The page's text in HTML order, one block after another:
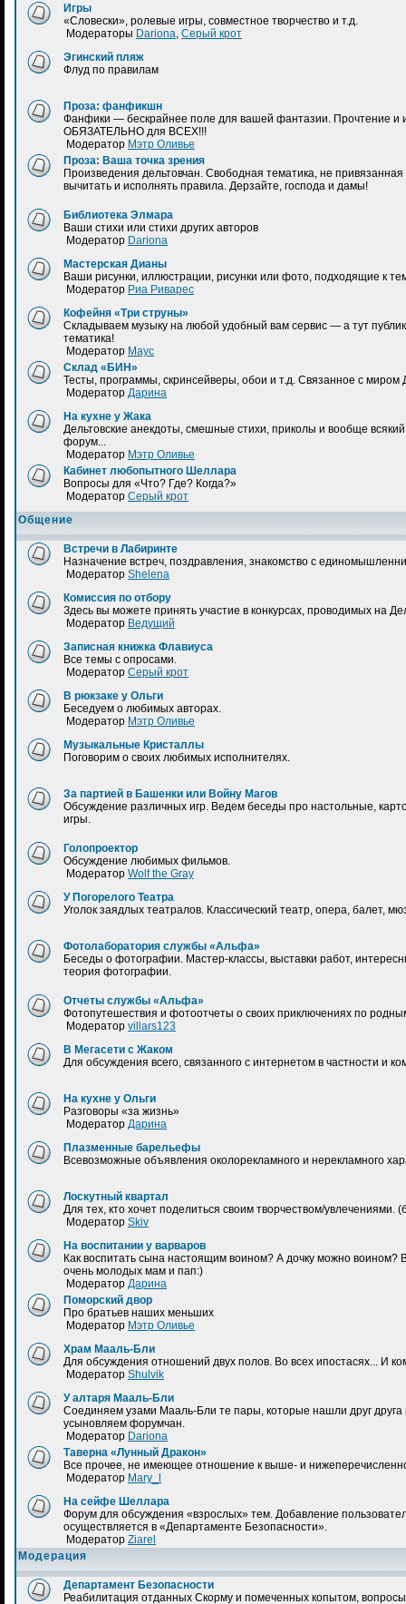
Игры
«Словески», ролевые игры, совместное творчество и т.д.
Модераторы Dariona, Серый крот
Эгинский пляж
Флуд по правилам
Проза: фанфикшн
Фанфики — бескрайнее поле для вашей фантазии. Прочтение и
ОБЯЗАТЕЛЬНО для ВСЕХ!!!
Модератор Мэтр Оливье
Проза: Ваша точка зрения
Произведения дельтовчан. Свободная тематика, не
вычитать и исполнять правила. Дерзайте, господа и дамы!
Библиотека Элмара
Ваши стихи или стихи других авторов
Модератор Dariona
Мастерская Дианы
Ваши рисунки, иллюстрации, рисунки или фото, подходящие к
Модератор Риа Риварес
Кофейня «Три струны»
Складываем музыку на любой удобный вам сервис — а тут
тематика!
Модератор Маус
Склад «БИН»
Тесты, программы, скринсейверы, обои и т.д. Связанное с миром
Модератор Дарина
На кухне у Жака
Дельтовские анекдоты, смешные стихи, приколы и вообще
форум...
Модератор Мэтр Оливье
Кабинет любопытного Шеллара
Вопросы для «Что? Где? Когда?»
Модератор Серый крот
Общение
Встречи в Лабиринте
Назначение встреч, поздравления, знакомство с
Модератор Shelena
Комиссия по отбору
Здесь вы можете принять участие в конкурсах, проводимых на
Модератор Ведущий
Записная книжка Флавиуса
Все темы с опросами.
Модератор Серый крот
В рюкзаке у Ольги
Беседуем о любимых авторах.
Модератор Мэтр Оливье
Музыкальные Кристаллы
Поговорим о своих любимых исполнителях.
За партией в Башенки или Войну Магов
Обсуждение различных игр. Ведем беседы про настольные,
игры.
Голопроектор
Обсуждение любимых фильмов.
Модератор Wolf the Gray
У Погорелого Театра
Уголок заядлых театралов. Классический театр, опера, балет,
Фотолаборатория службы «Альфа»
Беседы о фотографии. Мастер-классы, выставки работ,
теория фотографии.
Отчеты службы «Альфа»
Фотопутешествия и фотоотчеты о своих приключениях по
Модератор villars123
В Мегасети с Жаком
Для обсуждения всего, связанного с интернетом в частности и
На кухне у Ольги
Разговоры «за жизнь»
Модератор Дарина
Плазменные барельефы
Всевозможные объявления околорекламного и нерекламного
Лоскутный квартал
Для тех, кто хочет поделиться своим творчеством/
Модератор Skiv
На воспитании у варваров
Как воспитать сына настоящим воином? А дочку можно
очень молодых мам и пап:)
Модератор Дарина
Поморский двор
Про братьев наших меньших
Модератор Мэтр Оливье
Храм Мааль-Бли
Для обсуждения отношений двух полов. Во всех ипостасях... И
Модератор Shulvik
У алтаря Мааль-Бли
Соединяем узами Мааль-Бли те пары, которые нашли друг друга
усыновляем форумчан.
Модератор Dariona
Таверна «Лунный Дракон»
Все прочее, не имеющее отношение к выше- и
Модератор Mary_l
На сейфе Шеллара
Форум для обсуждения «взрослых» тем. Добавление
осуществляется в «Департаменте Безопасности».
Модератор Ziarel
Модерация
Департамент Безопасности
Реабилитация отданных Скорму и помеченных копытом,